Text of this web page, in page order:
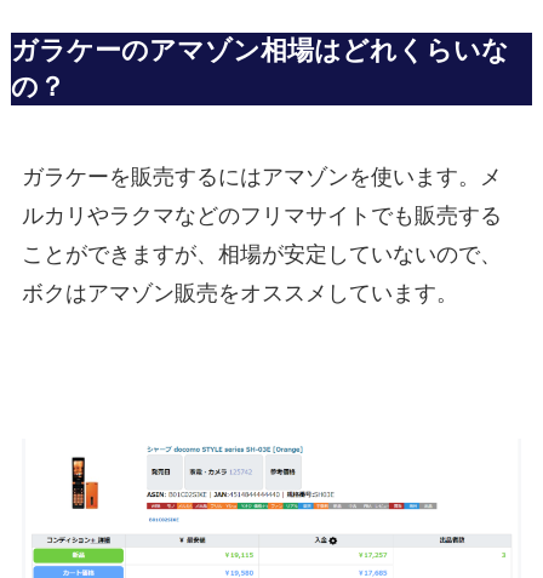
ガラケーのアマゾン相場はどれくらいな
の？
ガラケーを販売するにはアマゾンを使います。メ
ルカリやラクマなどのフリマサイトでも販売する
ことができますが、相場が安定していないので、
ボクはアマゾン販売をオススメしています。